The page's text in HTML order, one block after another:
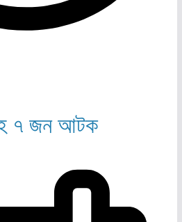
৭ জন আটক